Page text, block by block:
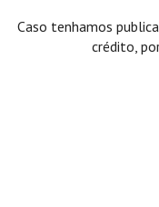
Caso tenhamos
crédito,